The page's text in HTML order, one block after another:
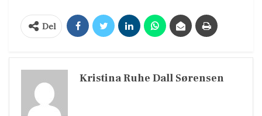
Del
Kristina Ruhe Dall Sørensen